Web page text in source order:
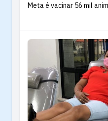
Meta é vacinar 56 mil